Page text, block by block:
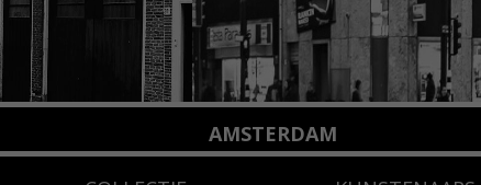
AMSTERDAM